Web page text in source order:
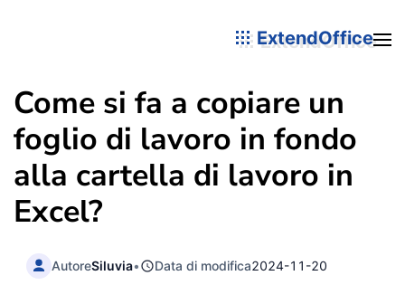
ExtendOffice
Come si fa a copiare un
foglio di lavoro in fondo
alla cartella di lavoro in
Excel?
AutoreSiluvia• Data di modifica2024-11-20